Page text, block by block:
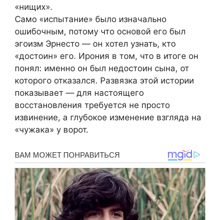
«нищих».
Само «испытание» было изначально
ошибочным, потому что основой его был
эгоизм Эрнесто — он хотел узнать, кто
«достоин» его. Ирония в том, что в итоге он
понял: именно он был недостоин сына, от
которого отказался. Развязка этой истории
показывает — для настоящего
восстановления требуется не просто
извинение, а глубокое изменение взгляда на
«чужака» у ворот.